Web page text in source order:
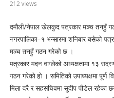
212views
दमौली/नेपाल खेलकुद पत्रकार मञ्च तनहुँ
नगरपालिका–१ भन्सारमा शनिबार बसेको
मञ्च तनहुँ गठन गरेको छ ।
पत्रकार मदन वाग्लेको अध्यक्षतामा १३
गठन गरेको हो । समितिको उपाध्यक्षमा पूर्ण
मिला दरै र सहसचिवमा सुदीप पौडेल रहेका